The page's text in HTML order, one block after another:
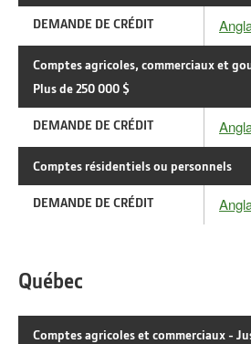
DEMANDE DE CRÉDIT
Comptes agricoles, commerciaux et
Plus de 250 000 $
DEMANDE DE CRÉDIT
Comptes résidentiels ou personnels
DEMANDE DE CRÉDIT
Québec
Comptes agricoles et commerciaux -